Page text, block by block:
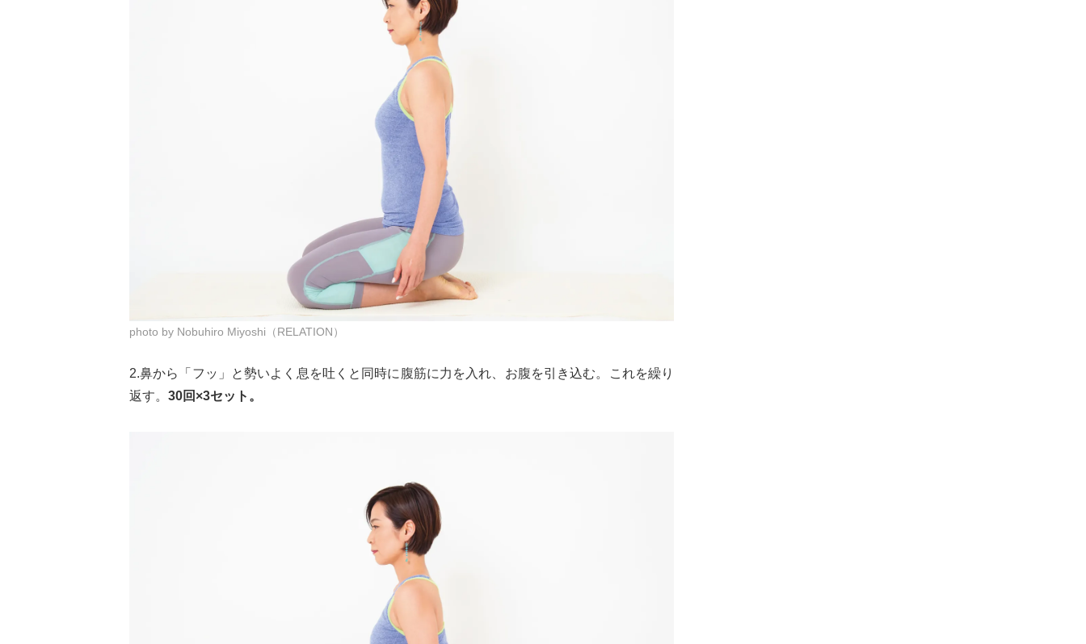
photo by Nobuhiro Miyoshi（RELATION）
2.鼻から「フッ」と勢いよく息を吐くと同時に腹筋に力を入れ、お腹を引き込む。これを繰り
返す。 30回×3セット。